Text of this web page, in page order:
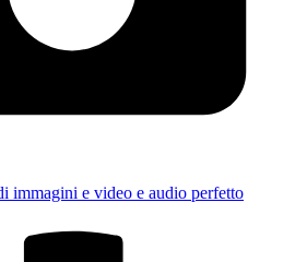
immagini e video e audio perfetto